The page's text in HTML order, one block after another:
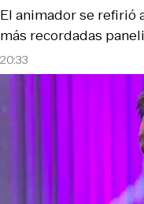
20:33
El animador se refirió
más recordadas